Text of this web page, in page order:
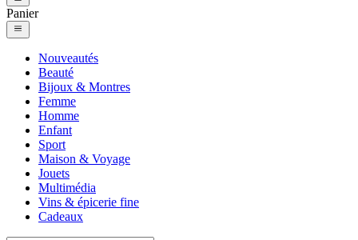
Panier
Nouveautés
Beauté
Bijoux & Montres
Femme
Homme
Enfant
Sport
Maison & Voyage
Jouets
Multimédia
Vins & épicerie fine
Cadeaux